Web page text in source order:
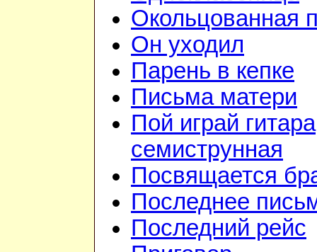
Окольцованная
Он уходил
Парень в кепке
Письма матери
Пой играй гитара
семиструнная
Посвящается
Последнее
Последний рейс